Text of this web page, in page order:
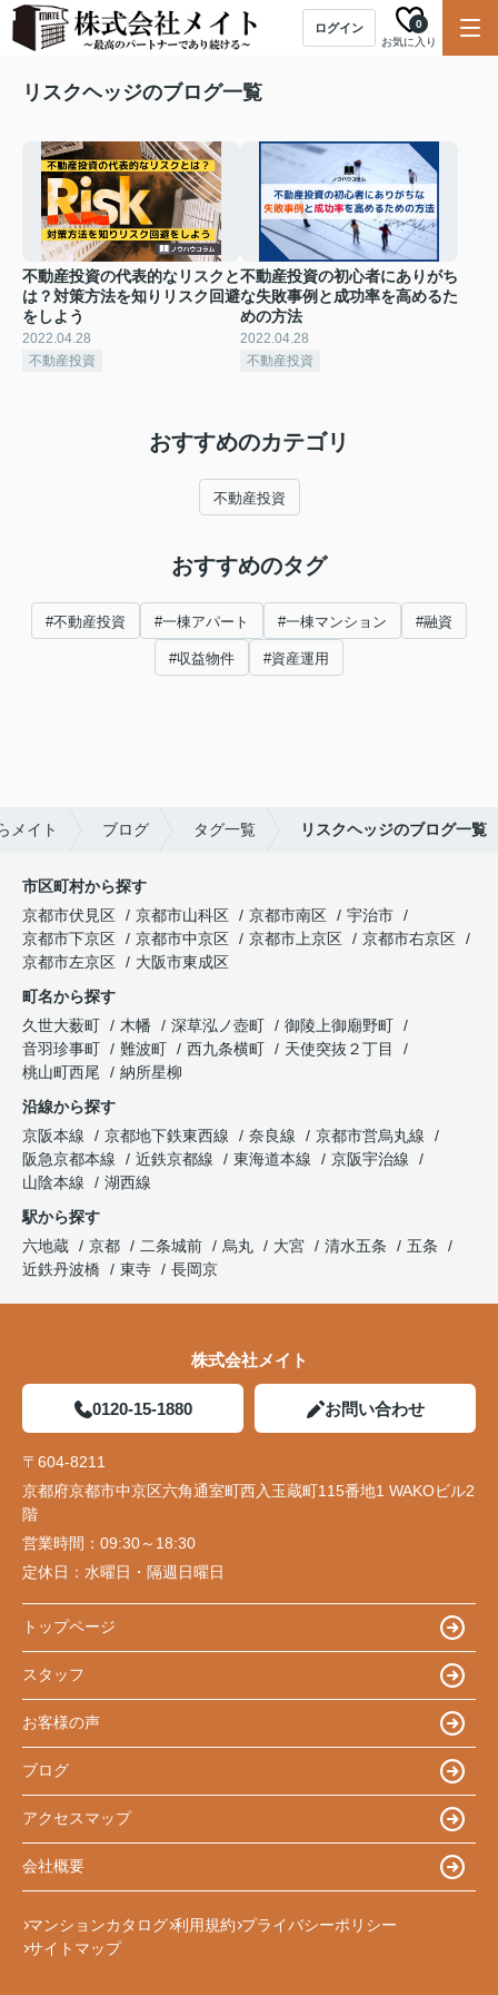
ログイン
お気に入り
0
リスクヘッジのブログ一覧
不動産投資の代表的なリスクと
は？対策方法を知りリスク回避
をしよう
2022.04.28
不動産投資
不動産投資の初心者にありがち
な失敗事例と成功率を高めるた
めの方法
2022.04.28
不動産投資
おすすめのカテゴリ
不動産投資
おすすめのタグ
#不動産投資 #一棟アパート #一棟マンション #融資
#収益物件 #資産運用
メイト ブログ タグ一覧 リスクヘッジのブログ一覧
市区町村から探す
京都市伏見区
京都市山科区 京都市南区
宇治市
京都市下京区
京都市中京区 京都市上京区
京都市右京区
京都市左京区
大阪市東成区
町名から探す
久世大薮町
木幡 深草泓ノ壺町
御陵上御廟野町
音羽珍事町
難波町 西九条横町
天使突抜２丁目
桃山町西尾
納所星柳
沿線から探す
京阪本線
京都地下鉄東西線 奈良線
京都市営烏丸線
阪急京都本線
近鉄京都線 東海道本線
京阪宇治線
山陰本線
湖西線
駅から探す
六地蔵
京都 二条城前 烏丸 大宮 清水五条
五条
近鉄丹波橋
東寺 長岡京
株式会社メイト
0120-15-1880 お問い合わせ
〒604-8211
京都府京都市中京区六角通室町西入玉蔵町115番地1 WAKOビル2
階
営業時間： 09:30～18:30
定休日： 水曜日・隔週日曜日
トップページ
スタッフ
お客様の声
ブログ
アクセスマップ
会社概要
マンションカタログ 利用規約 プライバシーポリシー
サイトマップ